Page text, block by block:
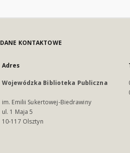
DANE KONTAKTOWE
Adres
Wojewódzka Biblioteka Publiczna
im. Emilii Sukertowej-Biedrawiny
ul. 1 Maja 5
10-117 Olsztyn